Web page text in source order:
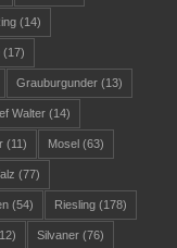
(14)
(17)
Grauburgunder(13)
Walter(14)
(11) Mosel (63)
(77)
(54) Riesling(178)
Silvaner(76)